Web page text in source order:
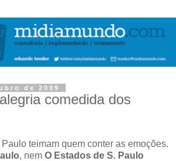
de 2009
comedida dos
teimam quem conter as emoções.
, nem O Estados de S. Paulo